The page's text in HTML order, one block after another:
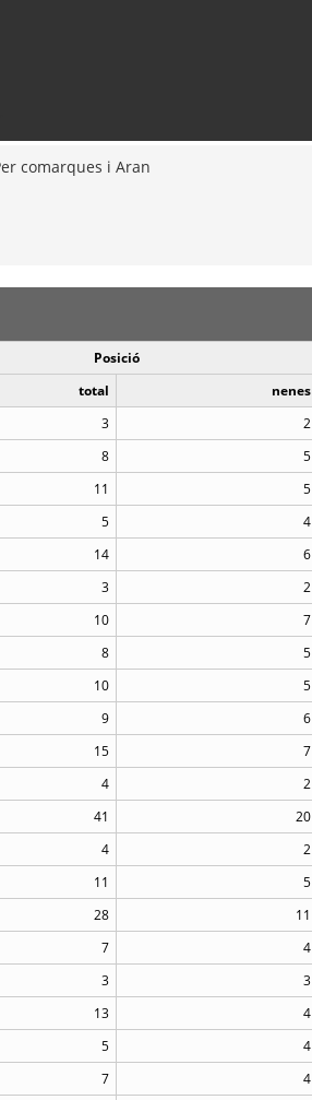
comarques i Aran
Posició
total nenes
3 2
8 5
11 5
5 4
14 6
3 2
10 7
8 5
10 5
9 6
15 7
4 2
41 20
4 2
11 5
28 11
7 4
3 3
13 4
5 4
7 4